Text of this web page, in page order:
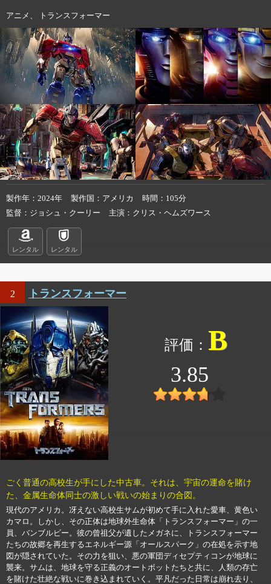
アニメ、 トランスフォーマー
製作年 2024年 製作国 アメリカ 時間
105分
監督
ジョシュ・クーリー 主演 クリス・ヘムズワース
レンタル レンタル
2 トランスフォーマー
B
3.85
ごく普通の高校生が手にした中古車。それは、宇宙の運命を賭け
た、金属生命体同士の激しい戦いの始まりの合図。
現代のアメリカ。冴えない高校生サムが初めて手に入れた愛車、黄色い
カマロ。しかし、その正体は地球外生命体「トランスフォーマー」の一
員、バンブルビー。彼の曾祖父が遺したメガネに、トランスフォーマー
たちの故郷を再生するエネルギー源「オールスパーク」の在処を示す地
図が隠されていた。その力を狙い、悪の軍団ディセプティコンが地球に
襲来。サムは、地球を守る正義のオートボットたちと共に、人類の存亡
を賭けた壮絶な戦いに巻き込まれていく。平凡だった日常は崩れ去り、